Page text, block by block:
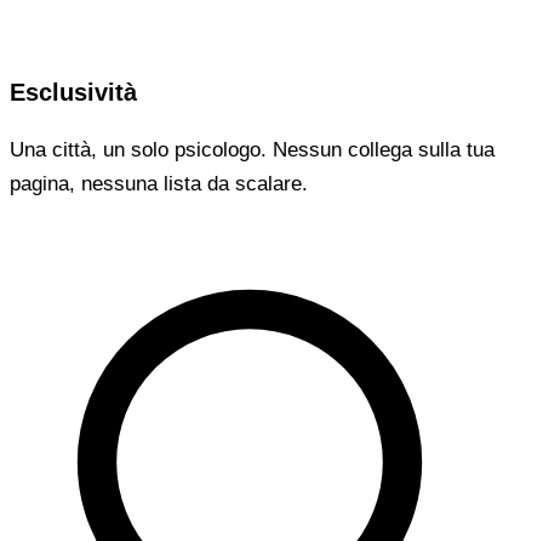
Esclusività
Una città, un solo psicologo. Nessun collega sulla tua
pagina, nessuna lista da scalare.